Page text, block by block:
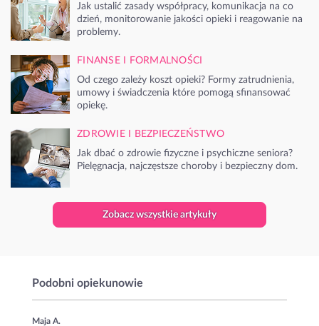
Jak ustalić zasady współpracy, komunikacja na co
dzień, monitorowanie jakości opieki i reagowanie na
problemy.
FINANSE I FORMALNOŚCI
Od czego zależy koszt opieki? Formy zatrudnienia,
umowy i świadczenia które pomogą sfinansować
opiekę.
ZDROWIE I BEZPIECZEŃSTWO
Jak dbać o zdrowie fizyczne i psychiczne seniora?
Pielęgnacja, najczęstsze choroby i bezpieczny dom.
Zobacz wszystkie artykuły
Podobni opiekunowie
Maja A.